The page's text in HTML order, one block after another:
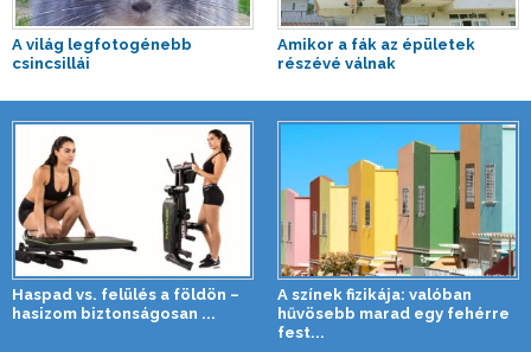
A világ legfotogénebb
csincsillái
Amikor a fák az épületek
részévé válnak
Haspad vs. felülés a földön –
hasizom biztonságosan ...
A színek fizikája: valóban
hűvösebb marad egy fehérre
fest...